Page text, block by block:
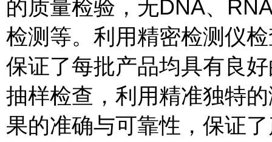
的质量检验，无DNA、
检测等。利用精密检测仪
保证了每批产品均具有良
抽样检查，利用精准独特
果的准确与可靠性，保证